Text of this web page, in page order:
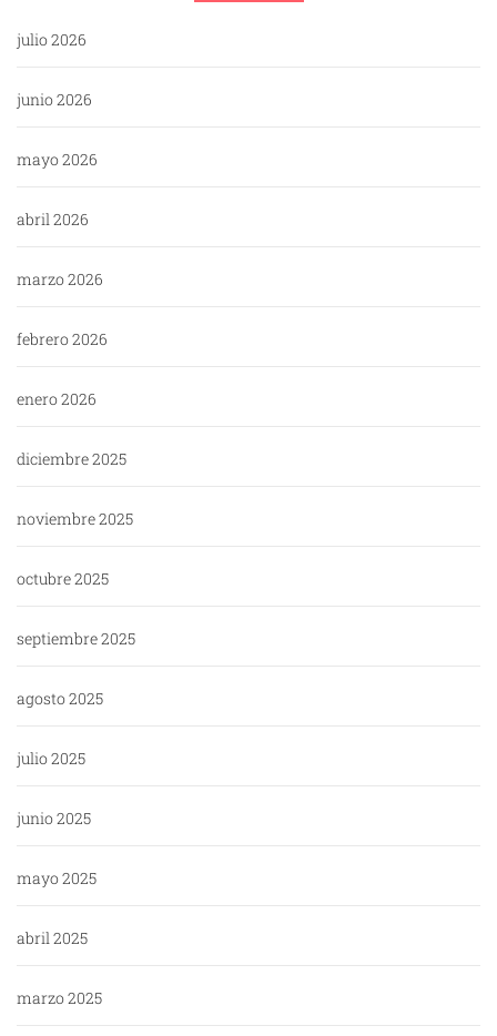
julio 2026
junio 2026
mayo 2026
abril 2026
marzo 2026
febrero 2026
enero 2026
diciembre 2025
noviembre 2025
octubre 2025
septiembre 2025
agosto 2025
julio 2025
junio 2025
mayo 2025
abril 2025
marzo 2025